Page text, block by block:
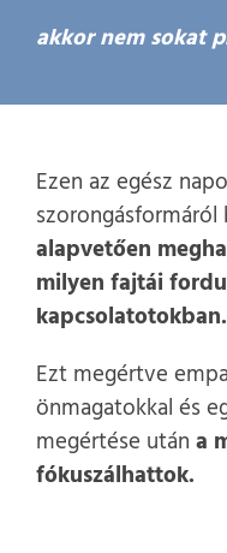
akkor nem sokat
Ezen az egész
alapvetően
milyen fajtái
kapcsolatotokban.
Ezt megértve
önmagatokkal és
megértése után a
fókuszálhattok.